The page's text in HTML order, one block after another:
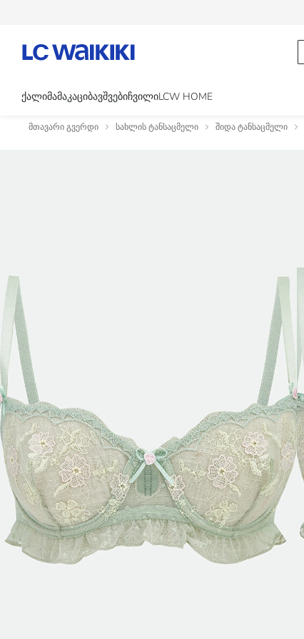
ᲥᲐᲚᲘᲛᲐᲛᲐᲙᲐᲪᲘᲑᲐᲕᲨᲕᲔᲑᲘᲩᲕᲘᲚᲘLCW HOME
მთავარი გვერდი სახლის ტანსაცმელი შიდა ტანსაცმელი